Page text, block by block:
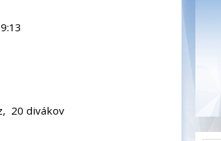
20 divákov